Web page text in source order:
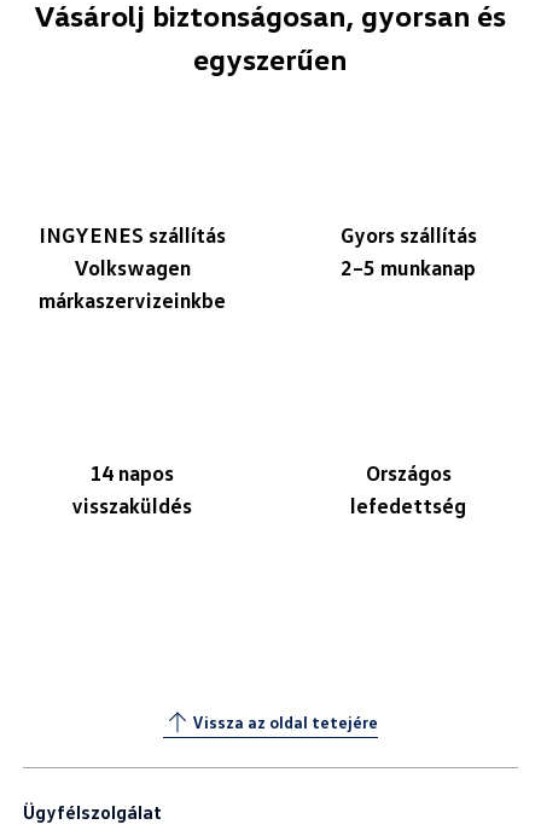
Vásárolj biztonságosan, gyorsan és
egyszerűen
INGYENES szállítás
Volkswagen
márkaszervizeinkbe
Gyors szállítás
2–5 munkanap
14 napos
visszaküldés
Országos
lefedettség
Vissza az oldal tetejére
Ügyfélszolgálat